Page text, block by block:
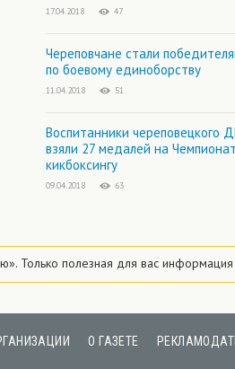
17.04.2018 47
Череповчане стали
по боевому единоборству
11.04.2018 51
Воспитанники череповецкого
взяли 27 медалей на
кикбоксингу
09.04.2018 63
Только полезная для вас
О ГАЗЕТЕ